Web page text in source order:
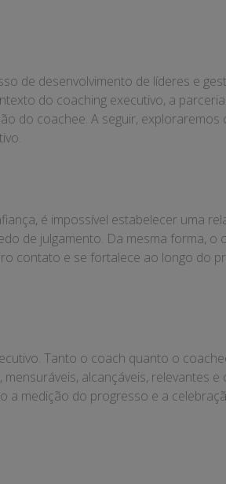
de desenvolvimento de líderes e
do coaching executivo, a
do coachee. A seguir, exploraremos
é impossível estabelecer uma
de julgamento. Da mesma forma, o
contato e se fortalece ao longo do
Tanto o coach quanto o
alcançáveis, relevantes
a medição do progresso e a